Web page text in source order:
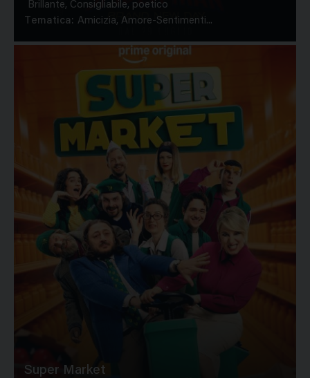
Brillante, Consigliabile, poetico
Tematica: Amicizia, Amore-Sentimenti...
Super Market